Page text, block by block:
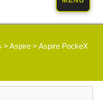
> Aspire > Aspire PockeX